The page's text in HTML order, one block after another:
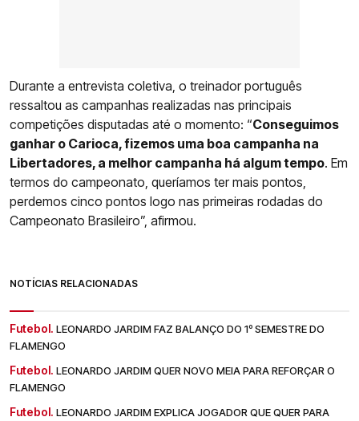
Durante a entrevista coletiva, o treinador português
ressaltou as campanhas realizadas nas principais
competições disputadas até o momento: “Conseguimos
ganhar o Carioca, fizemos uma boa campanha na
Libertadores, a melhor campanha há algum tempo. Em
termos do campeonato, queríamos ter mais pontos,
perdemos cinco pontos logo nas primeiras rodadas do
Campeonato Brasileiro”, afirmou.
NOTÍCIAS RELACIONADAS
Futebol. LEONARDO JARDIM FAZ BALANÇO DO 1º SEMESTRE DO
FLAMENGO
Futebol. LEONARDO JARDIM QUER NOVO MEIA PARA REFORÇAR O
FLAMENGO
Futebol. LEONARDO JARDIM EXPLICA JOGADOR QUE QUER PARA